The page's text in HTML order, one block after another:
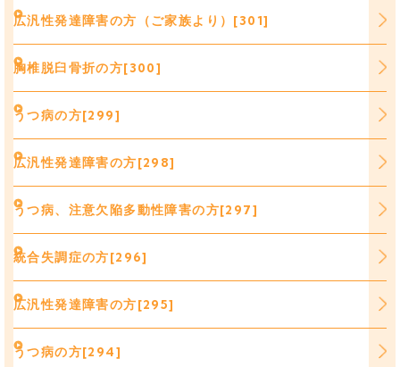
広汎性発達障害の方（ご家族より）[301]
胸椎脱臼骨折の方[300]
うつ病の方[299]
広汎性発達障害の方[298]
うつ病、注意欠陥多動性障害の方[297]
統合失調症の方[296]
広汎性発達障害の方[295]
うつ病の方[294]